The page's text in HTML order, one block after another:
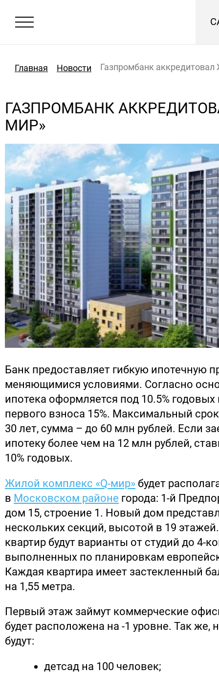
Главная Новости Газпромбанк аккредитовал
ГАЗПРОМБАНК
МИР»
Банк предоставляет гибкую ипотечную
меняющимися условиями. Согласно
ипотека оформляется под 10.5% годовых
первого взноса 15%. Максимальный
30 лет, сумма – до 60 млн рублей. Если
ипотеку более чем на 12 млн рублей,
10% годовых.
Жилой комплекс «Q-мир» будет
в Московском районе города: 1-й
дом 15, строение 1. Новый дом
нескольких секций, высотой в 19
квартир будут варианты от студий до 4-
выполненных по планировкам
Каждая квартира имеет застекленный
на 1,55 метра.
Первый этаж займут коммерческие
будет расположена на -1 уровне. Так же,
будут:
детсад на 100 человек;